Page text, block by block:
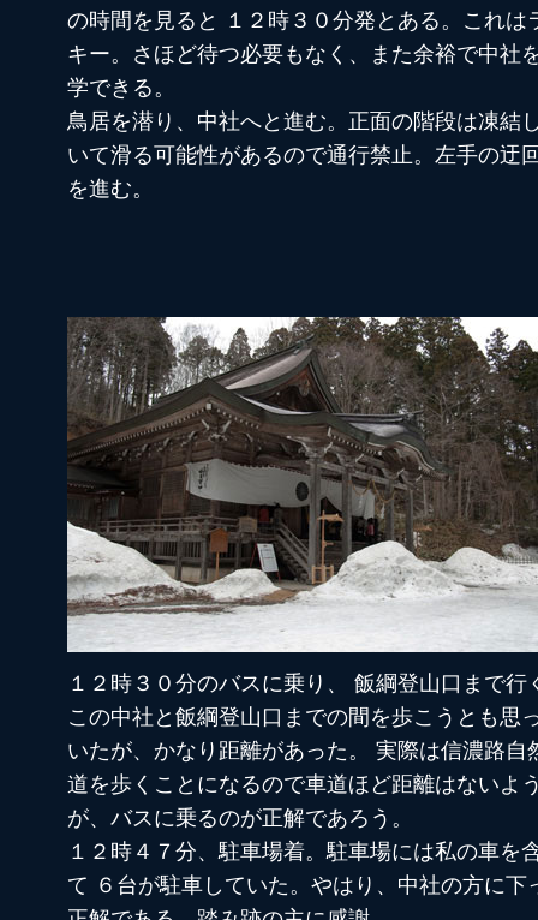
の時間を見ると １２時３０分発とある。これは
キー。さほど待つ必要もなく、また余裕で中社
学できる。
鳥居を潜り、中社へと進む。正面の階段は凍結
いて滑る可能性があるので通行禁止。左手の迂
を進む。
１２時３０分のバスに乗り、 飯綱登山口まで行
この中社と飯綱登山口までの間を歩こうとも思
いたが、かなり距離があった。 実際は信濃路自
道を歩くことになるので車道ほど距離はないよ
が、バスに乗るのが正解であろう。
１２時４７分、駐車場着。駐車場には私の車を
て ６台が駐車していた。やはり、中社の方に下